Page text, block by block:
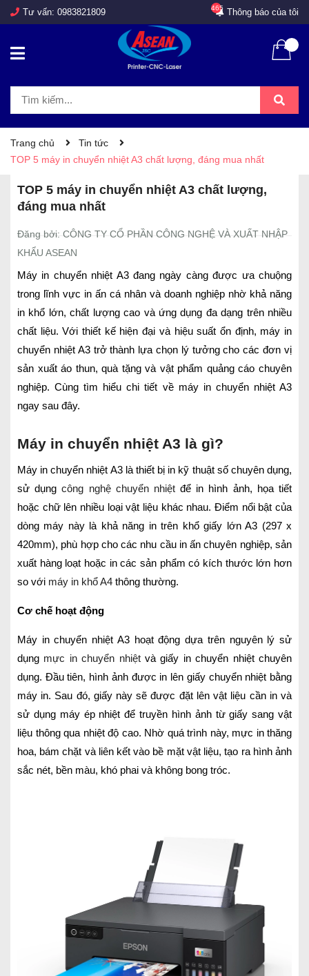
Tư vấn: 0983821809 Thông báo của tôi
465
Trang chủ
Tin tức
TOP 5 máy in chuyển nhiệt A3 chất lượng, đáng mua nhất
TOP 5 máy in chuyển nhiệt A3 chất lượng,
đáng mua nhất
Đăng bởi: CÔNG TY CỔ PHẦN CÔNG NGHỆ VÀ XUẤT NHẬP
KHẨU ASEAN
Máy in chuyển nhiệt A3 đang ngày càng được ưa chuộng
trong lĩnh vực in ấn cá nhân và doanh nghiệp nhờ khả năng
in khổ lớn, chất lượng cao và ứng dụng đa dạng trên nhiều
chất liệu. Với thiết kế hiện đại và hiệu suất ổn định, máy in
chuyển nhiệt A3 trở thành lựa chọn lý tưởng cho các đơn vị
sản xuất áo thun, quà tặng và vật phẩm quảng cáo chuyên
nghiệp. Cùng tìm hiểu chi tiết về máy in chuyển nhiệt A3
ngay sau đây.
Máy in chuyển nhiệt A3 là gì?
Máy in chuyển nhiệt A3 là thiết bị in kỹ thuật số chuyên dụng,
sử dụngcông nghệ chuyển nhiệtđể in hình ảnh, họa tiết
hoặc chữ lên nhiều loại vật liệu khác nhau. Điểm nổi bật của
dòng máy này là khả năng in trên khổ giấy lớn A3 (297 x
420mm), phù hợp cho các nhu cầu in ấn chuyên nghiệp, sản
xuất hàng loạt hoặc in các sản phẩm có kích thước lớn hơn
so với máy in khổ A4 thông thường.
Cơ chế hoạt động
Máy in chuyển nhiệt A3 hoạt động dựa trên nguyên lý sử
dụng mực in chuyển nhiệtvà giấy in chuyển nhiệt chuyên
dụng. Đầu tiên, hình ảnh được in lên giấy chuyển nhiệt bằng
máy in. Sau đó, giấy này sẽ được đặt lên vật liệu cần in và
sử dụng máy ép nhiệt để truyền hình ảnh từ giấy sang vật
liệu thông qua nhiệt độ cao. Nhờ quá trình này, mực in thăng
hoa, bám chặt và liên kết vào bề mặt vật liệu, tạo ra hình ảnh
sắc nét, bền màu, khó phai và không bong tróc.